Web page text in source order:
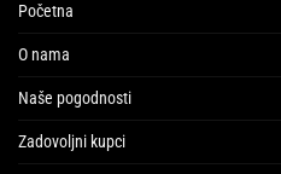
Početna
O nama
Naše pogodnosti
Zadovoljni kupci